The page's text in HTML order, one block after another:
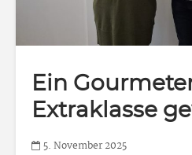
Ein
Extraklasse
5. November 2025